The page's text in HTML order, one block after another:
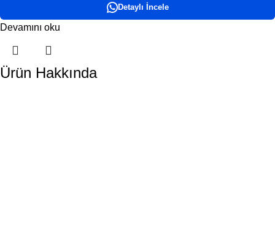
Detaylı İncele
Devamını oku
Ürün Hakkında